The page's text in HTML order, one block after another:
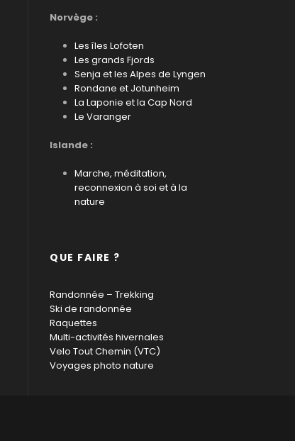
Norvège :
Les îles Lofoten
Les grands Fjords
Senja et les Alpes de Lyngen
Rondane et Jotunheim
La Laponie et la Cap Nord
Le Varanger
Islande :
Marche, méditation,
reconnexion à soi et à la
nature
QUE FAIRE ?
Randonnée – Trekking
Ski de randonnée
Raquettes
Multi-activités hivernales
Velo Tout Chemin (VTC)
Voyages photo nature